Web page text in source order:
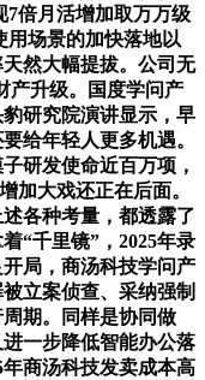
7倍月活增加取万万级
场景的加快落地以
然大幅提拔。公司无
产升级。国度学问产
研究院演讲显示，早
给年轻人更多机遇。
研发使命近百万项，
加大戏还正在后面。
各种考量，都透露了
“千里镜”，2025年录
局，商汤科技学问产
立案侦查、采纳强制
期。同样是协同做
一步降低智能办公落
商汤科技发卖成本高